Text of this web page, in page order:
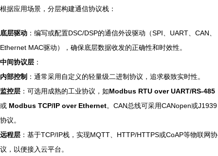
根据应用场景，分层构建通信协议栈：
底层驱动 ：编写或配置DSC/DSP的通信外设驱动（SPI、UART、CAN、
Ethernet MAC驱动），确保底层数据收发的正确性和时效性。
中间协议层 ：
内部控制 ：通常采用自定义的轻量级二进制协议，追求极致实时性。
监控层 ：可选用成熟的工业协议，如Modbus RTU over UART/RS-485
或 Modbus TCP/IP over Ethernet。CAN总线可采用CANopen或J1939
协议。
远程层 ：基于TCP/IP栈，实现MQTT、HTTP/HTTPS或CoAP等物联网协
议，以便接入云平台。